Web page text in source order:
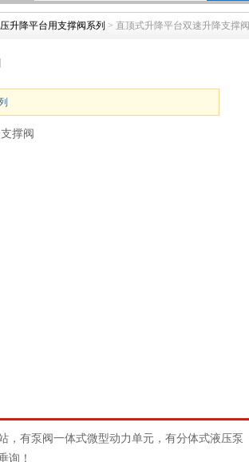
升降平台用支撑阀系列 > 直顶式升降平台双速升降支撑阀
撑阀
，有泵阀一体式微型动力单元，有分体式液压泵
询！